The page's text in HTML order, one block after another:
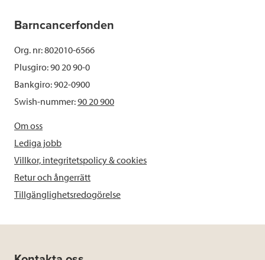
Barncancerfonden
Org. nr: 802010-6566
Plusgiro: 90 20 90-0
Bankgiro: 902-0900
Swish-nummer:90 20 900
Om oss
Lediga jobb
Villkor, integritetspolicy & cookies
Retur och ångerrätt
Tillgänglighetsredogörelse